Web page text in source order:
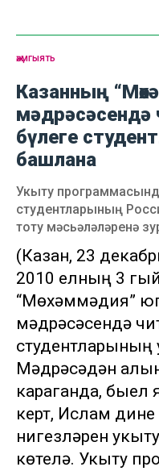
җәмгыять
Казанның
мәдрәсәсендә
бүлеге
башлана
Укыту
студентларының
тоту мәсьәләләренә
(Казан, 23
2010 елның 3
“Мөхәммәдия”
мәдрәсәсендә
студентларының
Мәдрәсәдән
караганда, быел
кертү, Ислам
нигезләрен
көтелә. Укыту